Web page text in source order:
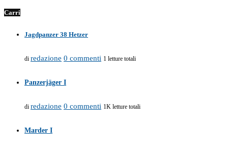
Carri
Jagdpanzer 38 Hetzer
di redazione 0 commenti 1 letture totali
Panzerjäger I
di redazione 0 commenti 1K letture totali
Marder I